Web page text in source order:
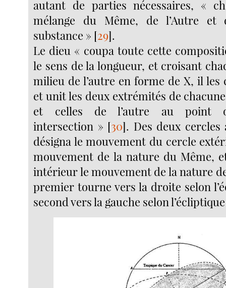
autant de parties nécessaires, «
mélange du Même, de l’Autre et
substance » [29].
Le dieu « coupa toute cette
le sens de la longueur, et croisant
milieu de l’autre en forme de X, il les
et unit les deux extrémités de
et celles de l’autre au point
intersection » [30]. Des deux
désigna le mouvement du cercle
mouvement de la nature du Même,
intérieur le mouvement de la nature
premier tourne vers la droite selon
second vers la gauche selon